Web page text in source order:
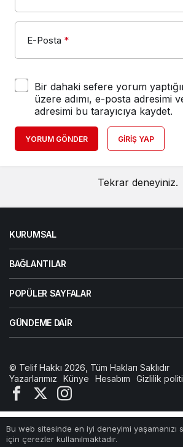
E-Posta *
Bir dahaki sefere yorum
üzere adımı, e-posta adresimi
adresimi bu tarayıcıya kaydet.
YORUM GÖNDER GIRIŞ YAP
Tekrar deneyiniz.
Bu web sitesinde en iyi deneyimi yaşamanızı
için çerezler kullanılmaktadır.
KURUMSAL
BAĞLANTILAR
POPÜLER SAYFALAR
GÜNDEME DAIR
© Telif Hakkı 2026, Tüm Hakları Saklıdır
Yazarlarımız
Künye Hesabım Gizlilik
Anasayfa